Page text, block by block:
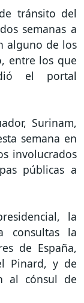
tránsito del
semanas a
alguno de los
entre los que
el portal
Surinam,
semana en
involucrados
públicas a
la
consultas la
de España,
Pinard, y de
al cónsul de